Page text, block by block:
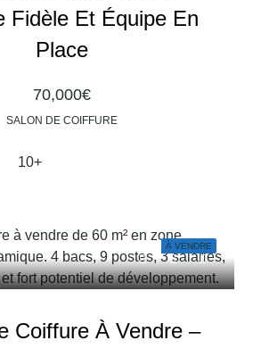
Fidèle Et Équipe En
Place
70,000€
SALON DE COIFFURE
10+
À VENDRE
Coiffure À Vendre –